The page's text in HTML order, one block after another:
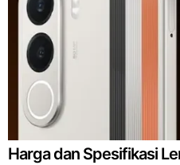
Harga dan Spesifikasi